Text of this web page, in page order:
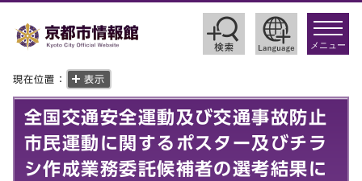
toggle
メニュー
現在位置： 表示
全国交通安全運動及び交通事故防止
市民運動に関するポスター及びチラ
シ作成業務委託候補者の選考結果に